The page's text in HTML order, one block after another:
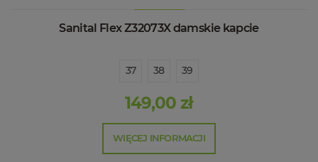
Sanital Flex Z32073X damskie kapcie
37 38 39
149,00 zł
WIĘCEJ INFORMACJI